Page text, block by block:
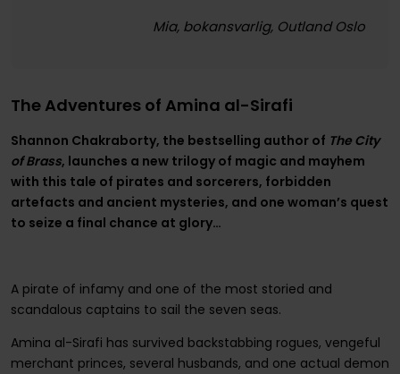
Mia, bokansvarlig, Outland Oslo
The Adventures of Amina al-Sirafi
Shannon Chakraborty, the bestselling author of The City
of Brass, launches a new trilogy of magic and mayhem
with this tale of pirates and sorcerers, forbidden
artefacts and ancient mysteries, and one woman’s quest
to seize a final chance at glory…
A pirate of infamy and one of the most storied and
scandalous captains to sail the seven seas.
Amina al-Sirafi has survived backstabbing rogues, vengeful
merchant princes, several husbands, and one actual demon